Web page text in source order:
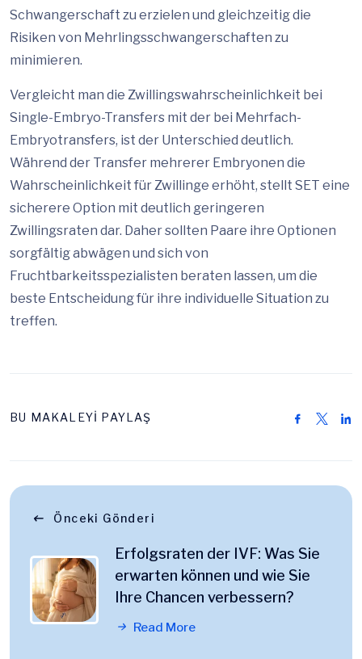
Schwangerschaft zu erzielen und gleichzeitig die
Risiken von Mehrlingsschwangerschaften zu
minimieren.
Vergleicht man die Zwillingswahrscheinlichkeit bei
Single-Embryo-Transfers mit der bei Mehrfach-
Embryotransfers, ist der Unterschied deutlich.
Während der Transfer mehrerer Embryonen die
Wahrscheinlichkeit für Zwillinge erhöht, stellt SET eine
sicherere Option mit deutlich geringeren
Zwillingsraten dar. Daher sollten Paare ihre Optionen
sorgfältig abwägen und sich von
Fruchtbarkeitsspezialisten beraten lassen, um die
beste Entscheidung für ihre individuelle Situation zu
treffen.
BU MAKALEYİ PAYLAŞ
Önceki Gönderi
Erfolgsraten der IVF: Was Sie
erwarten können und wie Sie
Ihre Chancen verbessern?
Read More